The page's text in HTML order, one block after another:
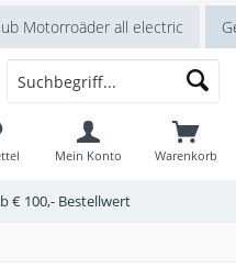
Motorroäder all electric
€ 100,- Bestellwert
Warenkorb
Mein Konto